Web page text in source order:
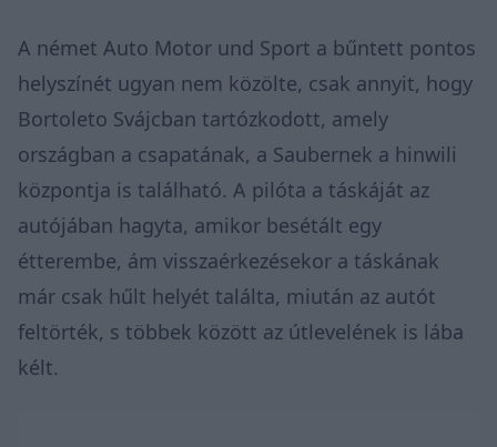
A német Auto Motor und Sport a bűntett pontos
helyszínét ugyan nem közölte, csak annyit, hogy
Bortoleto Svájcban tartózkodott, amely
országban a csapatának, a Saubernek a hinwili
központja is található. A pilóta a táskáját az
autójában hagyta, amikor besétált egy
étterembe, ám visszaérkezésekor a táskának
már csak hűlt helyét találta, miután az autót
feltörték, s többek között az útlevelének is lába
kélt.